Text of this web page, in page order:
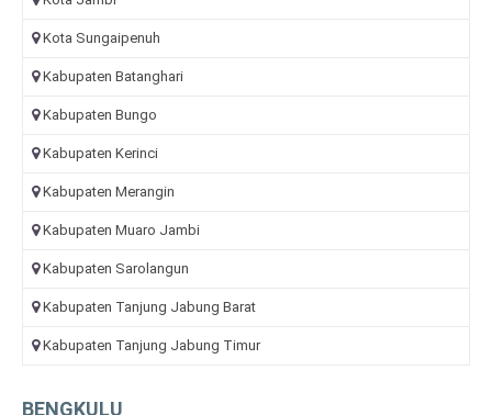
Kota Sungaipenuh
Kabupaten Batanghari
Kabupaten Bungo
Kabupaten Kerinci
Kabupaten Merangin
Kabupaten Muaro Jambi
Kabupaten Sarolangun
Kabupaten Tanjung Jabung Barat
Kabupaten Tanjung Jabung Timur
BENGKULU